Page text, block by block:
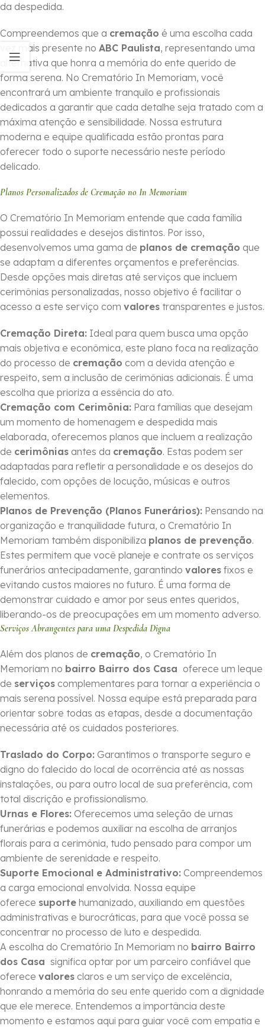
da despedida.
Compreendemos que a cremação é uma escolha cada
vez mais presente no ABC Paulista, representando uma
alternativa que honra a memória do ente querido de
forma serena. No Crematório In Memoriam, você
encontrará um ambiente tranquilo e profissionais
dedicados a garantir que cada detalhe seja tratado com a
máxima atenção e sensibilidade. Nossa estrutura
moderna e equipe qualificada estão prontas para
oferecer todo o suporte necessário neste período
delicado.
Planos Personalizados de Cremação no In Memoriam
O Crematório In Memoriam entende que cada família
possui realidades e desejos distintos. Por isso,
desenvolvemos uma gama de planos de cremação que
se adaptam a diferentes orçamentos e preferências.
Desde opções mais diretas até serviços que incluem
cerimônias personalizadas, nosso objetivo é facilitar o
acesso a este serviço com valores transparentes e justos.
Cremação Direta: Ideal para quem busca uma opção
mais objetiva e econômica, este plano foca na realização
do processo de cremação com a devida atenção e
respeito, sem a inclusão de cerimônias adicionais. É uma
escolha que prioriza a essência do ato.
Cremação com Cerimônia: Para famílias que desejam
um momento de homenagem e despedida mais
elaborada, oferecemos planos que incluem a realização
de cerimônias antes da cremação. Estas podem ser
adaptadas para refletir a personalidade e os desejos do
falecido, com opções de locução, músicas e outros
elementos.
Planos de Prevenção (Planos Funerários): Pensando na
organização e tranquilidade futura, o Crematório In
Memoriam também disponibiliza planos de prevenção.
Estes permitem que você planeje e contrate os serviços
funerários antecipadamente, garantindo valores fixos e
evitando custos maiores no futuro. É uma forma de
demonstrar cuidado e amor por seus entes queridos,
liberando-os de preocupações em um momento adverso.
Serviços Abrangentes para uma Despedida Digna
Além dos planos de cremação, o Crematório In
Memoriam no bairro Bairro dos Casa oferece um leque
de serviços complementares para tornar a experiência o
mais serena possível. Nossa equipe está preparada para
orientar sobre todas as etapas, desde a documentação
necessária até os cuidados posteriores.
Traslado do Corpo: Garantimos o transporte seguro e
digno do falecido do local de ocorrência até as nossas
instalações, ou para outro local de sua preferência, com
total discrição e profissionalismo.
Urnas e Flores: Oferecemos uma seleção de urnas
funerárias e podemos auxiliar na escolha de arranjos
florais para a cerimônia, tudo pensado para compor um
ambiente de serenidade e respeito.
Suporte Emocional e Administrativo: Compreendemos
a carga emocional envolvida. Nossa equipe
oferece suporte humanizado, auxiliando em questões
administrativas e burocráticas, para que você possa se
concentrar no processo de luto e despedida.
A escolha do Crematório In Memoriam no bairro Bairro
dos Casa significa optar por um parceiro confiável que
oferece valores claros e um serviço de excelência,
honrando a memória do seu ente querido com a dignidade
que ele merece. Entendemos a importância deste
momento e estamos aqui para guiar você com empatia e